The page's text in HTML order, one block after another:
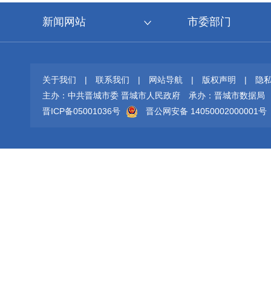
新闻网站 市委部门
关于我们 | 联系我们 | 网站导航 | 版权声明 |
隐
主办：中共晋城市委 晋城市人民政府
承办：晋城市数据局
晋ICP备05001036号
晋公网安备 14050002000001号